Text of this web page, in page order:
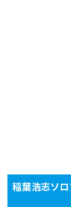
稲葉浩志ソ